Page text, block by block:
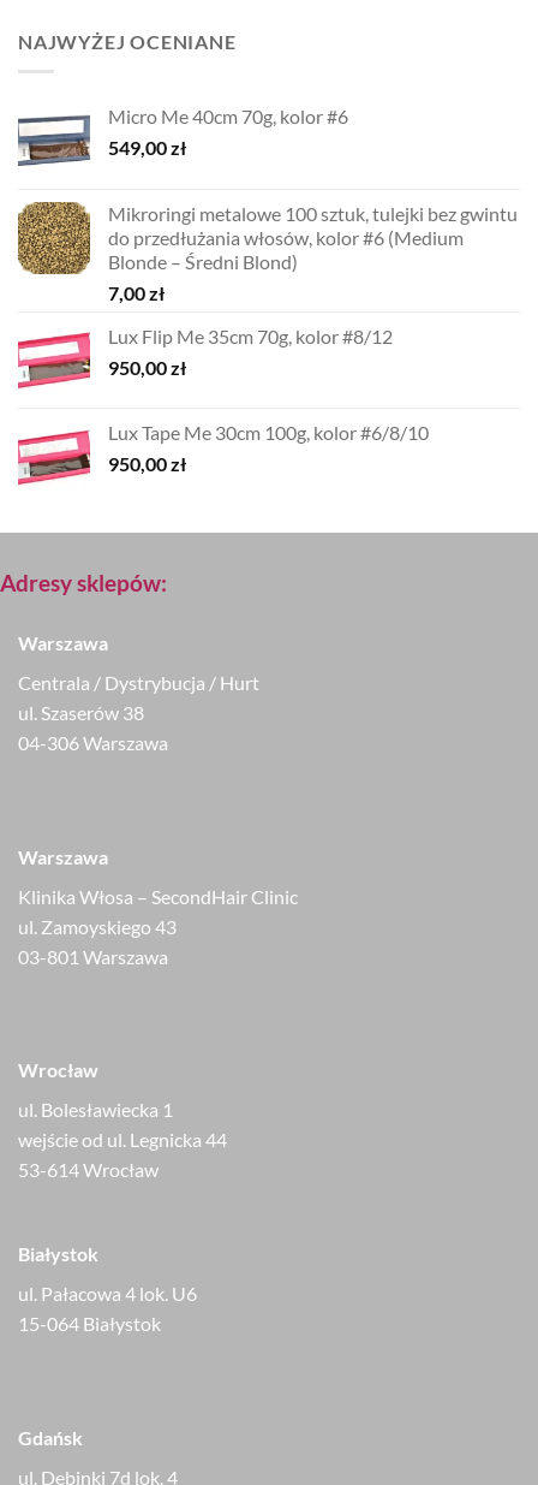
NAJWYŻEJ OCENIANE
Micro Me 40cm 70g, kolor #6
549,00zł
Mikroringi metalowe 100 sztuk, tulejki bez gwintu
do przedłużania włosów, kolor #6 (Medium
Blonde – Średni Blond)
7,00zł
Lux Flip Me 35cm 70g, kolor #8/12
950,00zł
Lux Tape Me 30cm 100g, kolor #6/8/10
950,00zł
Adresy sklepów:
Warszawa
Centrala / Dystrybucja / Hurt
ul. Szaserów 38
04-306 Warszawa
Warszawa
Klinika Włosa – SecondHair Clinic
ul. Zamoyskiego 43
03-801 Warszawa
Wrocław
ul. Bolesławiecka 1
wejście od ul. Legnicka 44
53-614 Wrocław
Białystok
ul. Pałacowa 4 lok. U6
15-064 Białystok
Gdańsk
ul. Dębinki 7d lok. 4